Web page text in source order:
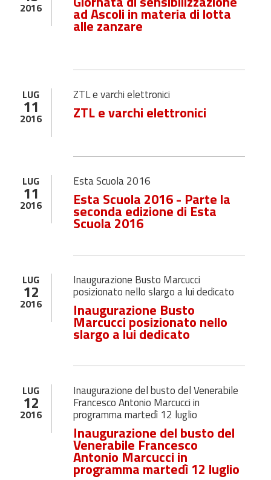
2016 ad Ascoli in materia di lotta
alle zanzare
LUG
11
2016
ZTL e varchi elettronici
ZTL e varchi elettronici
LUG
11
2016
Esta Scuola 2016
Esta Scuola 2016 - Parte la
seconda edizione di Esta
Scuola 2016
LUG
12
2016
Inaugurazione Busto Marcucci
posizionato nello slargo a lui dedicato
Inaugurazione Busto
Marcucci posizionato nello
slargo a lui dedicato
LUG
12
2016
Inaugurazione del busto del Venerabile
Francesco Antonio Marcucci in
programma martedì 12 luglio
Inaugurazione del busto del
Venerabile Francesco
Antonio Marcucci in
programma martedì 12 luglio